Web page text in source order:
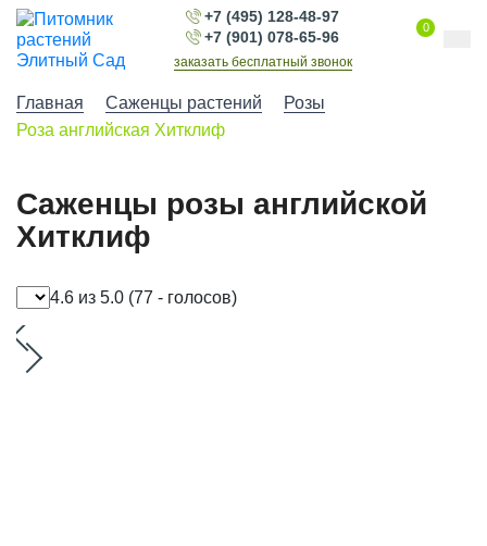
+7 (495) 128-48-97
+7 (901) 078-65-96
заказать бесплатный звонок
0
Главная Саженцы растений
Розы
Роза английская Хитклиф
Саженцы розы английской
Хитклиф
4.6 из 5.0 (77 - голосов)